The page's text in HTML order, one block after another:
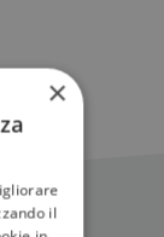
×
il